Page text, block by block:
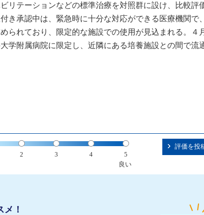
リテーションなどの標準治療を対照群に設け、比較評
き承認中は、緊急時に十分な対応ができる医療機関で
られており、限定的な施設での使用が見込まれる。４
学附属病院に限定し、近隣にある培養施設との間で流
2 3 4
5
良い
評価を投
！